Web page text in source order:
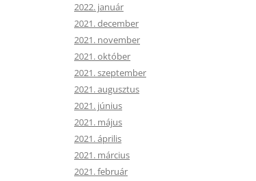
2022. január
2021. december
2021. november
2021. október
2021. szeptember
2021. augusztus
2021. június
2021. május
2021. április
2021. március
2021. február